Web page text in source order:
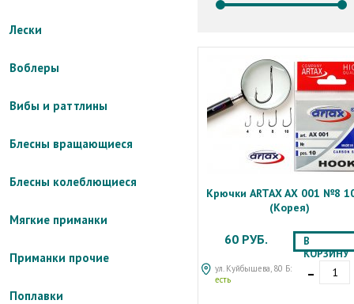
Лески
Воблеры
Вибы и раттлины
Блесны вращающиеся
Блесны колеблющиеся
Мягкие приманки
Приманки прочие
Поплавки
Крючки ARTAX AX 001 №8
(Корея)
60 РУБ.
ул. Куйбышева, 80 Б:
есть
В
КОРЗИНУ
-